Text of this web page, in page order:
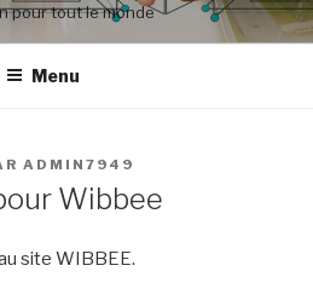
pour tout le monde
Menu
ADMIN7949
Wibbee
site WIBBEE.